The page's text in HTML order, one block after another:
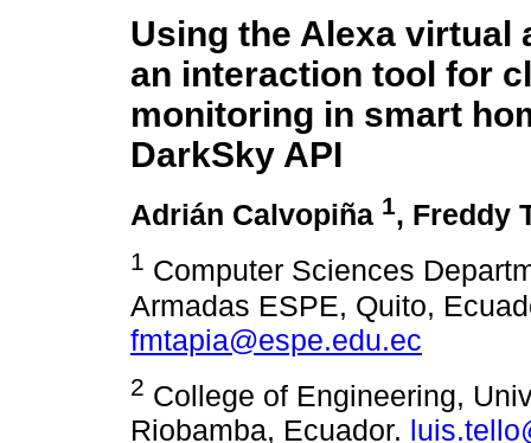
Using the Alexa virtual
an interaction tool for
monitoring in smart
DarkSky API
Adrián Calvopiña 1, Freddy
1 Computer Sciences
Armadas ESPE, Quito,
fmtapia@espe.edu.ec
2 College of Engineering,
Riobamba, Ecuador.